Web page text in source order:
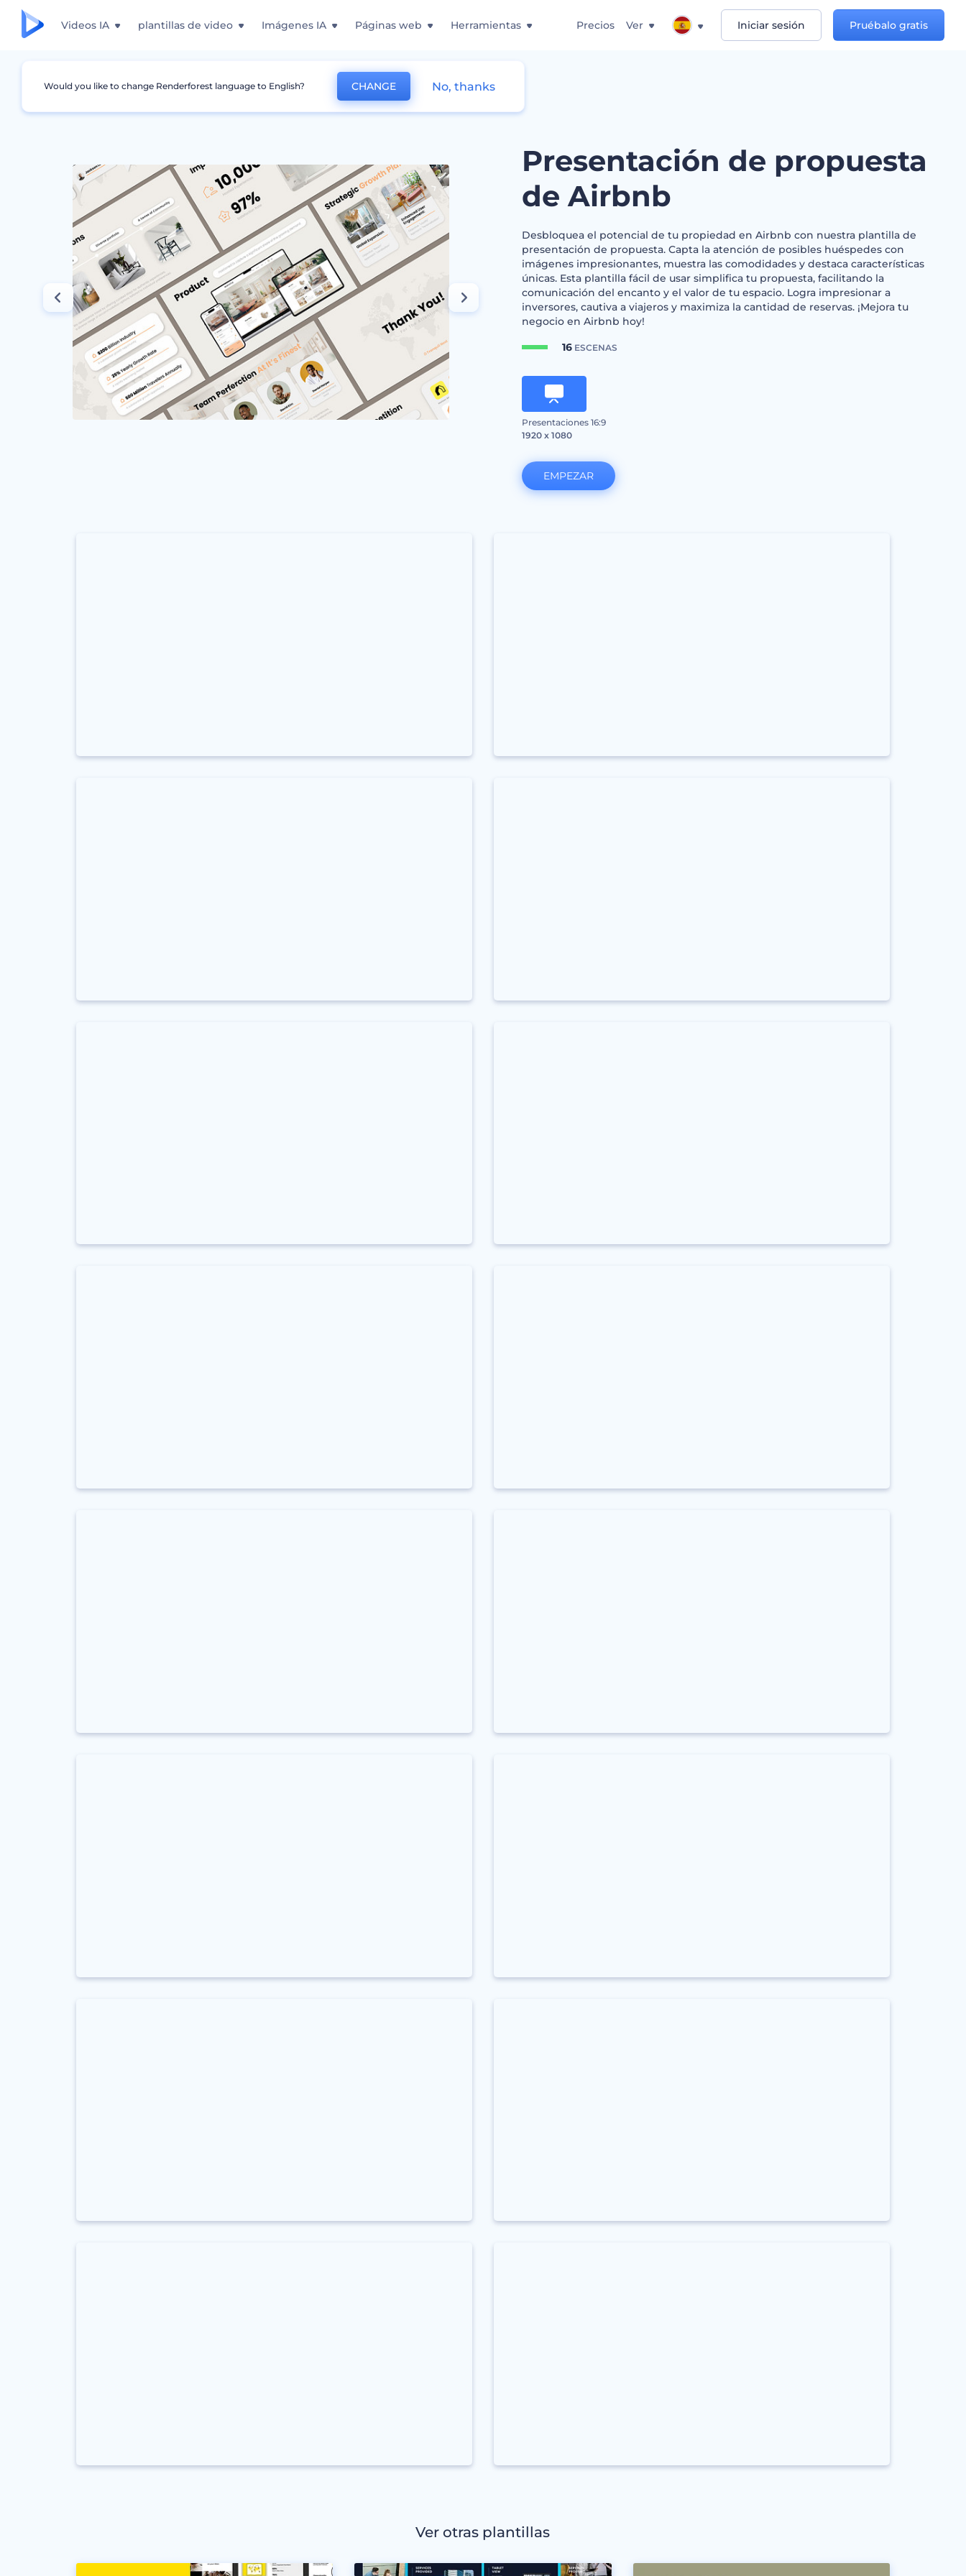
Videos IA plantillas de video Imágenes IA Páginas web Herramientas Precios Ver Iniciar sesión Pruébalo gratis
Gráficos Negocio Presentación de propuesta de Airbnb
Presentación de propuesta
de Airbnb
Desbloquea el potencial de tu propiedad en Airbnb con nuestra plantilla de
presentación de propuesta. Capta la atención de posibles huéspedes con
imágenes impresionantes, muestra las comodidades y destaca características
únicas. Esta plantilla fácil de usar simplifica tu propuesta, facilitando la
comunicación del encanto y el valor de tu espacio. Logra impresionar a
inversores, cautiva a viajeros y maximiza la cantidad de reservas. ¡Mejora tu
negocio en Airbnb hoy!
16ESCENAS
Presentaciones 16:9
1920 x 1080
EMPEZAR
Ver otras plantillas
Would you like to change Renderforest language to English? CHANGE No, thanks